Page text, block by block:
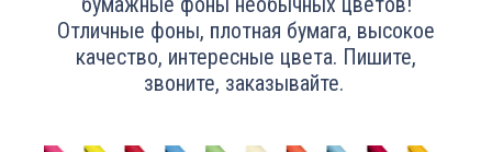
Отличные фоны, плотная бумага, высокое
качество, интересные цвета. Пишите,
звоните, заказывайте.